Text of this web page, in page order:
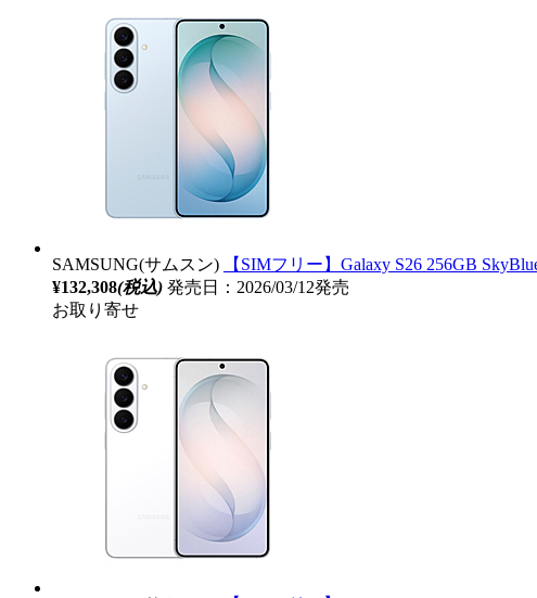
SAMSUNG(サムスン)
【SIMフリー】Galaxy S26 256GB
¥132,308(税込) 発売日：2026/03/12発売
お取り寄せ